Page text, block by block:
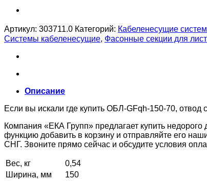
Артикул: 303711.0 Категорий: Кабеленесущие
Системы кабеленесущие, Фасонные секции для
Описание
Если вы искали где купить ОБЛ-GFqh-150-70, отвод
Компания «ЕКА Групп» предлагает купить
функцию добавить в корзину и отправляйте его
СНГ. Звоните прямо сейчас и обсудите условия
Вес, кг
0,54
Ширина, мм
150